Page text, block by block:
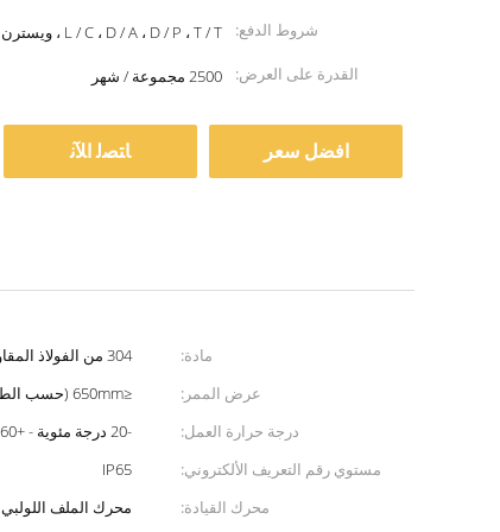
شروط الدفع:
L / C ، D / A ، D / P ، T / T ، ويسترن يونيون ، موني جرام
القدرة على العرض:
2500 مجموعة / شهر
افضل سعر ﺎﺘﺼﻟ ﺍﻶﻧ
مادة: 304 من الفولاذ المقاوم للصدأ
عرض الممر:
≤650mm (حسب الطلب إذا لزم الأمر)
درجة حرارة العمل:
-20 درجة مئوية - +60 درجة مئوية
مستوي رقم التعريف الألكتروني:
IP65
محرك القيادة:
محرك الملف اللولبي